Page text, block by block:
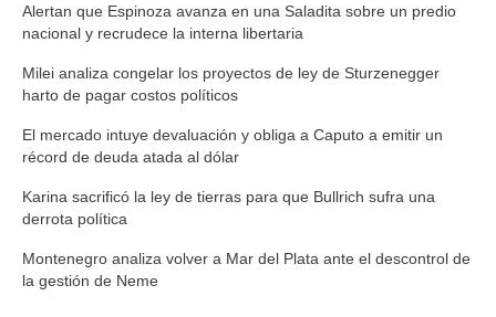
Alertan que Espinoza avanza en una Saladita sobre un predio
nacional y recrudece la interna libertaria
Milei analiza congelar los proyectos de ley de Sturzenegger
harto de pagar costos políticos
El mercado intuye devaluación y obliga a Caputo a emitir un
récord de deuda atada al dólar
Karina sacrificó la ley de tierras para que Bullrich sufra una
derrota política
Montenegro analiza volver a Mar del Plata ante el descontrol de
la gestión de Neme